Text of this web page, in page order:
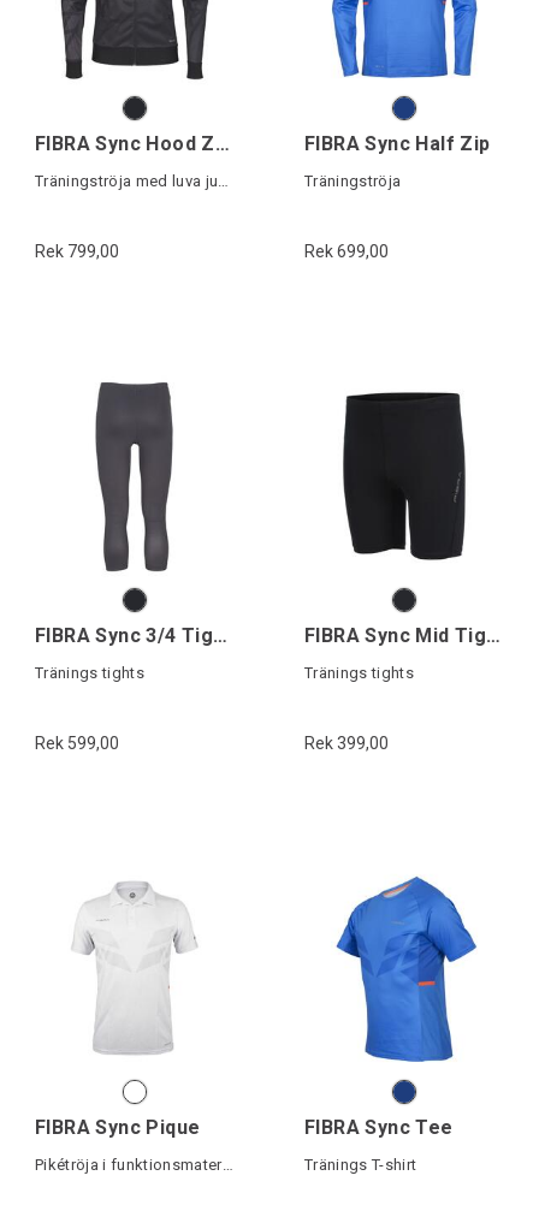
FIBRA Sync Hood Zip Jr
Träningströja med luva junior
Rek 799,00
FIBRA Sync Half Zip
Träningströja
Rek 699,00
FIBRA Sync 3/4 Tights
Tränings tights
Rek 599,00
FIBRA Sync Mid Tights
Tränings tights
Rek 399,00
FIBRA Sync Pique
Pikétröja i funktionsmaterial
FIBRA Sync Tee
Tränings T-shirt